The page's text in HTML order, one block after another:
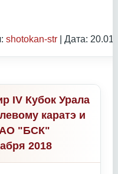
shotokan-str | Дата:
IV Кубок Урала
каратэ и
АО "БСК"
2018